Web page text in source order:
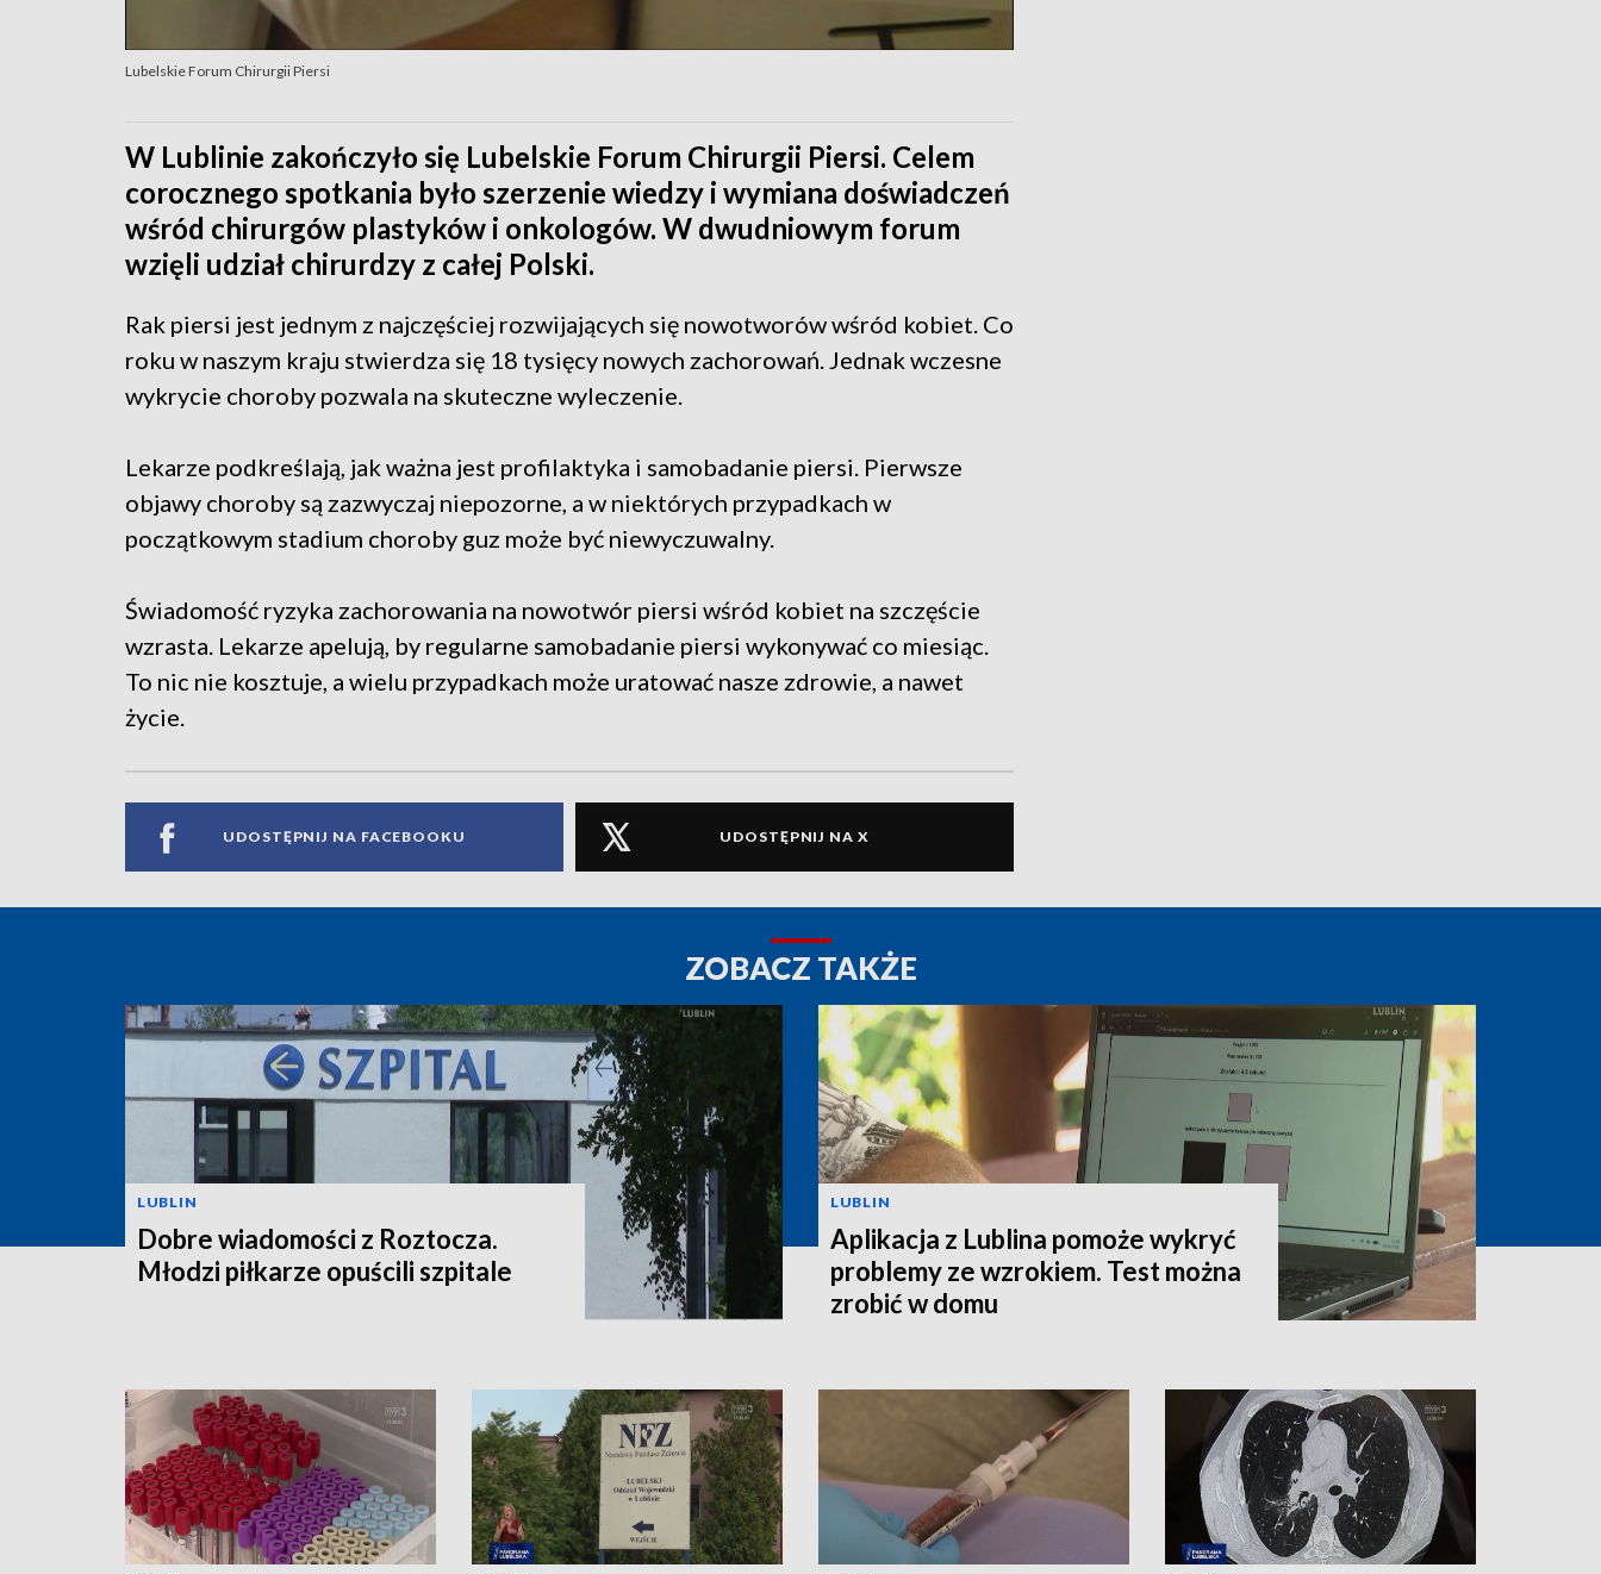
Lubelskie Forum Chirurgii Piersi
W Lublinie zakończyło się Lubelskie Forum Chirurgii Piersi. Celem
corocznego spotkania było szerzenie wiedzy i wymiana doświadczeń
wśród chirurgów plastyków i onkologów. W dwudniowym forum
wzięli udział chirurdzy z całej Polski.
Rak piersi jest jednym z najczęściej rozwijających się nowotworów wśród kobiet. Co
roku w naszym kraju stwierdza się 18 tysięcy nowych zachorowań. Jednak wczesne
wykrycie choroby pozwala na skuteczne wyleczenie.
Lekarze podkreślają, jak ważna jest profilaktyka i samobadanie piersi. Pierwsze
objawy choroby są zazwyczaj niepozorne, a w niektórych przypadkach w
początkowym stadium choroby guz może być niewyczuwalny.
Świadomość ryzyka zachorowania na nowotwór piersi wśród kobiet na szczęście
wzrasta. Lekarze apelują, by regularne samobadanie piersi wykonywać co miesiąc.
To nic nie kosztuje, a wielu przypadkach może uratować nasze zdrowie, a nawet
życie.
UDOSTĘPNIJ NA FACEBOOKU UDOSTĘPNIJ NA X
ZOBACZ TAKŻE
LUBLIN
Dobre wiadomości z Roztocza.
Młodzi piłkarze opuścili szpitale
LUBLIN
Aplikacja z Lublina pomoże wykryć
problemy ze wzrokiem. Test można
zrobić w domu